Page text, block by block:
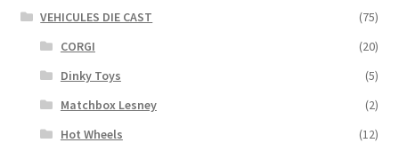
VEHICULES DIE CAST
(75)
CORGI
(20)
Dinky Toys
(5)
Matchbox Lesney
(2)
Hot Wheels
(12)